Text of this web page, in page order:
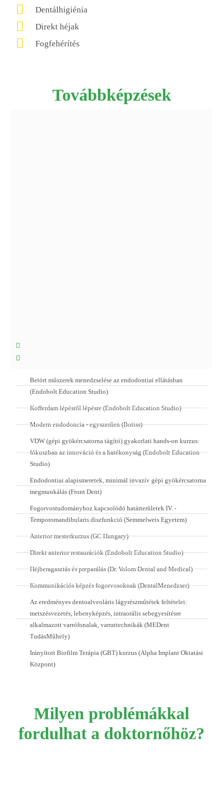
Dentálhigiénia
Direkt héjak
Fogfehérítés
Továbbképzések
Betört műszerek menedzselése az endodontiai ellátásban
(Endobolt Education Studio)
Kofferdam lépésről lépésre (Endobolt Education Studio)
Modern endodoncia - egyszerűen (Botiss)
VDW (gépi gyökércsatorna tágító) gyakorlati hands-on kurzus:
fókuszban az innováció és a hatékonyság (Endobolt Education
Studio)
Endodontiai alapismeretek, minimál invazív gépi gyökércsatorna
megmunkálás (Front Dent)
Fogorvostudományhoz kapcsolódó határterületek IV. -
Temporomandibularis diszfunkció (Semmelweis Egyetem)
Anterior mesterkurzus (GC Hungary)
Direkt anterior restaurációk (Endobolt Education Studio)
Héjberagasztás és preparálás (Dr. Volom Dental and Medical)
Kommunikációs képzés fogorvosoknak (DentalMenedzser)
Az eredményes dentoalveoláris lágyrészműtétek feltételei:
metszésvezetés, lebenyképzés, intraorális sebegyesítésre
alkalmazott varrófonalak, varrattechnikák (MEDent
TudásMűhely)
Irányított Biofilm Terápia (GBT) kurzus (Alpha Implant Oktatási
Központ)
Milyen problémákkal
fordulhat a doktornőhöz?